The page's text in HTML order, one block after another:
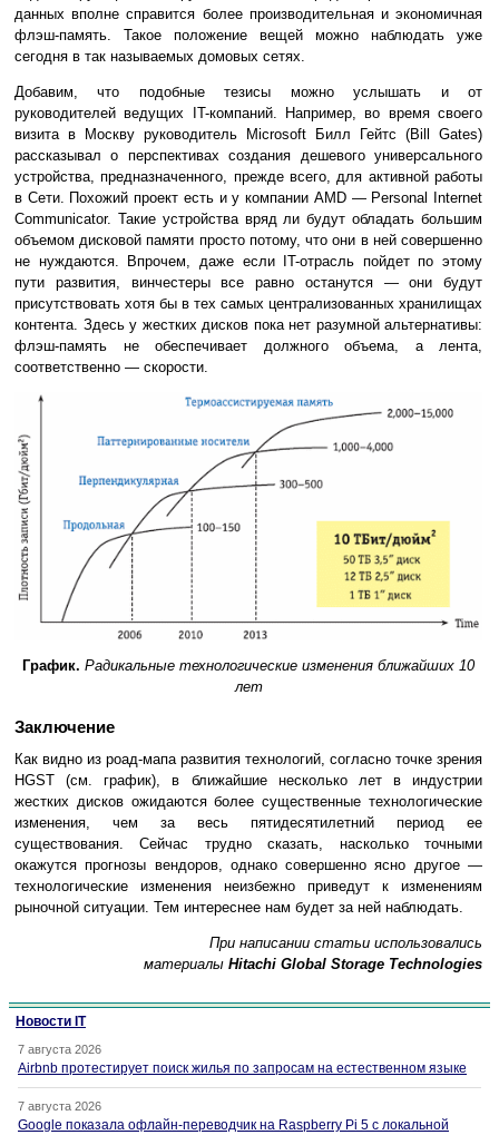
данных вполне справится более производительная и экономичная
флэш-память. Такое положение вещей можно наблюдать уже
сегодня в так называемых домовых сетях.
Добавим, что подобные тезисы можно услышать и от
руководителей ведущих IT-компаний. Например, во время своего
визита в Москву руководитель Microsoft Билл Гейтс (Bill Gates)
рассказывал о перспективах создания дешевого универсального
устройства, предназначенного, прежде всего, для активной работы
в Сети. Похожий проект есть и у компании AMD — Personal Internet
Communicator. Такие устройства вряд ли будут обладать большим
объемом дисковой памяти просто потому, что они в ней совершенно
не нуждаются. Впрочем, даже если IT-отрасль пойдет по этому
пути развития, винчестеры все равно останутся — они будут
присутствовать хотя бы в тех самых централизованных хранилищах
контента. Здесь у жестких дисков пока нет разумной альтернативы:
флэш-память не обеспечивает должного объема, а лента,
соответственно — скорости.
График. Радикальные технологические изменения ближайших 10
лет
Заключение
Как видно из роад-мапа развития технологий, согласно точке зрения
HGST (см. график), в ближайшие несколько лет в индустрии
жестких дисков ожидаются более существенные технологические
изменения, чем за весь пятидесятилетний период ее
существования. Сейчас трудно сказать, насколько точными
окажутся прогнозы вендоров, однако совершенно ясно другое —
технологические изменения неизбежно приведут к изменениям
рыночной ситуации. Тем интереснее нам будет за ней наблюдать.
При написании статьи использовались
материалы Hitachi Global Storage Technologies
Новости IT
7 августа 2026
Airbnb протестирует поиск жилья по запросам на естественном языке
7 августа 2026
Google показала офлайн-переводчик на Raspberry Pi 5 с локальной